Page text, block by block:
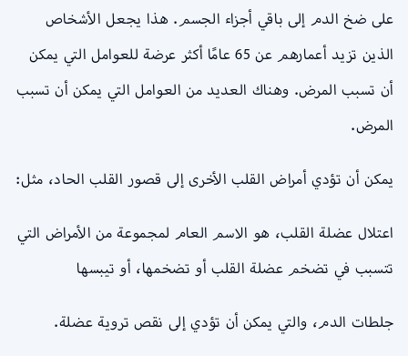
على ضخ الدم إلى باقي أجزاء الجسم. هذا يجعل الأشخاص
الذين تزيد أعمارهم عن 65 عامًا أكثر عرضة للعوامل التي يمكن
أن تسبب المرض. وهناك العديد من العوامل التي يمكن أن تسبب
المرض.
يمكن أن تؤدي أمراض القلب الأخرى إلى قصور القلب الحاد، مثل:
اعتلال عضلة القلب، هو الاسم العام لمجموعة من الأمراض التي
تتسبب في تضخم عضلة القلب أو تضخمها، أو تيبسها
جلطات الدم، والتي يمكن أن تؤدي إلى نقص تروية عضلة.